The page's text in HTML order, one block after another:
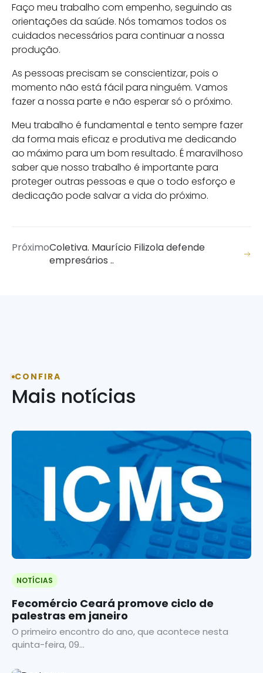
Faço meu trabalho com empenho, seguindo as
orientações da saúde. Nós tomamos todos os
cuidados necessários para continuar a nossa
produção.
As pessoas precisam se conscientizar, pois o
momento não está fácil para ninguém. Vamos
fazer a nossa parte e não esperar só o próximo.
Meu trabalho é fundamental e tento sempre fazer
da forma mais eficaz e produtiva me dedicando
ao máximo para um bom resultado. É maravilhoso
saber que nosso trabalho é importante para
proteger outras pessoas e que o todo esforço e
dedicação pode salvar a vida do próximo.
PróximoColetiva. Maurício Filizola defende
empresários ..
CONFIRA
Mais notícias
NOTÍCIAS
Fecomércio Ceará promove ciclo de
palestras em janeiro
O primeiro encontro do ano, que acontece nesta
quinta-feira, 09...